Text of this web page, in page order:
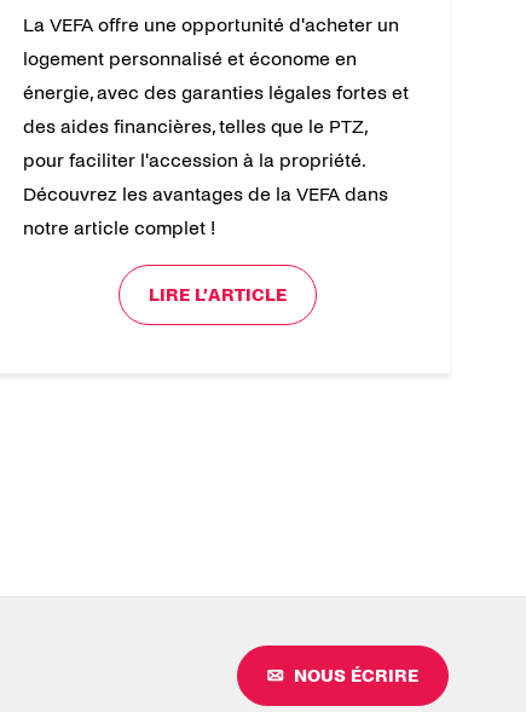
La VEFA offre une opportunité d'acheter un
logement personnalisé et économe en
énergie, avec des garanties légales fortes et
des aides financières, telles que le PTZ,
pour faciliter l'accession à la propriété.
Découvrez les avantages de la VEFA dans
notre article complet !
LIRE L’ARTICLE
NOUS ÉCRIRE